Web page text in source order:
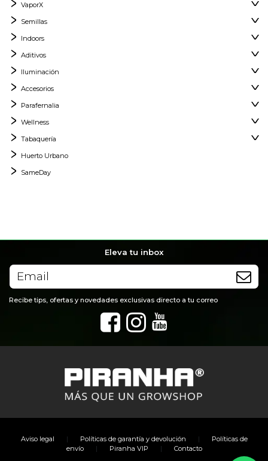
VaporX
Semillas
Indoors
Aditivos
Iluminación
Accesorios
Parafernalia
Wellness
Tabaquería
Huerto Urbano
SameDay
Eleva tu inbox
Recibe tips, ofertas y novedades exclusivas directo a tu correo
Aviso legal | Políticas de garantía y devolución |
Políticas de
envío
| Piranha VIP | Contacto